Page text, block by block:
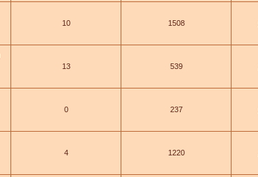
10
1508
13 539
0 237
4 1220